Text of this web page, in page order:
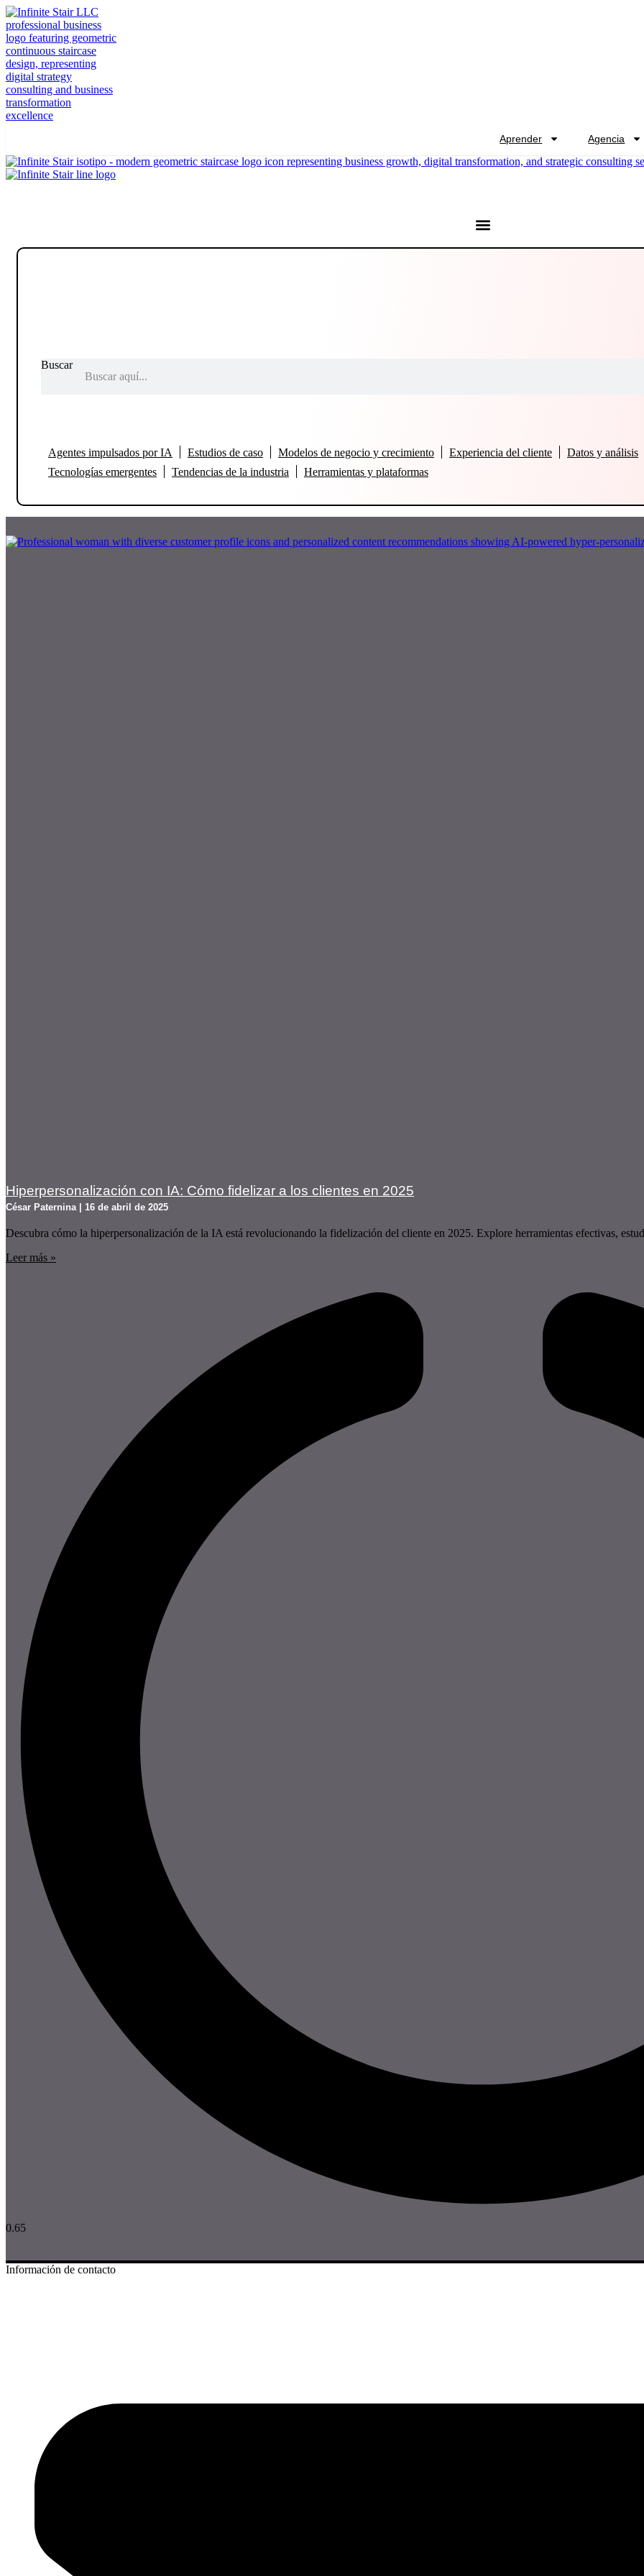
Aprender Agencia
Buscar
Agentes impulsados por IA Estudios de caso Modelos de negocio y crecimiento Experiencia del cliente Datos y análisis
Tecnologías emergentes
Tendencias de la industria Herramientas y plataformas
Hiperpersonalización con IA: Cómo fidelizar a los clientes en 2025
César Paternina 16 de abril de 2025
Descubra cómo la hiperpersonalización de la IA está revolucionando la fidelización del cliente en 2025. Explore herramientas efectivas,
Leer más »
Información de contacto